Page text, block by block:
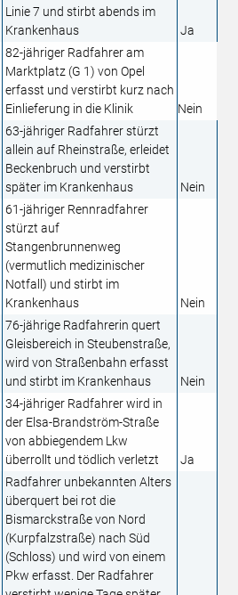
Linie 7 und stirbt abends im
Krankenhaus
Ja
82-jähriger Radfahrer am
Marktplatz (G 1) von Opel
erfasst und verstirbt kurz nach
Einlieferung in die Klinik
Nein
63-jähriger Radfahrer stürzt
allein auf Rheinstraße, erleidet
Beckenbruch und verstirbt
später im Krankenhaus
Nein
61-jähriger Rennradfahrer
stürzt auf
Stangenbrunnenweg
(vermutlich medizinischer
Notfall) und stirbt im
Krankenhaus
Nein
76-jährige Radfahrerin quert
Gleisbereich in Steubenstraße,
wird von Straßenbahn erfasst
und stirbt im Krankenhaus
Nein
34-jähriger Radfahrer wird in
der Elsa-Brandström-Straße
von abbiegendem Lkw
überrollt und tödlich verletzt​
Ja
Radfahrer unbekannten Alters
überquert bei rot die
Bismarckstraße von Nord
(Kurpfalzstraße) nach Süd
(Schloss) und wird von einem
Pkw erfasst. Der Radfahrer